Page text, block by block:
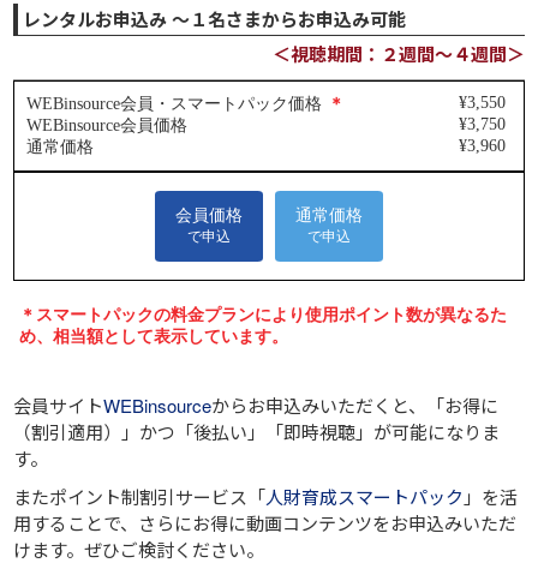
レンタルお申込み ～１名さまからお申込み可能
＜視聴期間：２週間～４週間＞
会員サイトWEBinsourceからお申込みいただくと、
「お得に
（割引適用）」 かつ 「後払い」 「即時視聴」 が可能になりま
す。
またポイント制割引サービス「人財育成スマートパック 」を活
用することで、さらにお得に動画コンテンツをお申込みいただ
けます。ぜひご検討ください。